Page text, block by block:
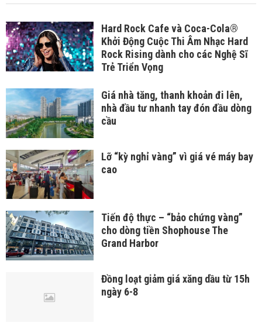
Hard Rock Cafe và Coca-Cola®
Khởi Động Cuộc Thi Âm Nhạc Hard
Rock Rising dành cho các Nghệ Sĩ
Trẻ Triển Vọng
Giá nhà tăng, thanh khoản đi lên,
nhà đầu tư nhanh tay đón đầu dòng
cầu
Lỡ “kỳ nghỉ vàng” vì giá vé máy bay
cao
Tiến độ thực – “bảo chứng vàng”
cho dòng tiền Shophouse The
Grand Harbor
Đồng loạt giảm giá xăng dầu từ 15h
ngày 6-8